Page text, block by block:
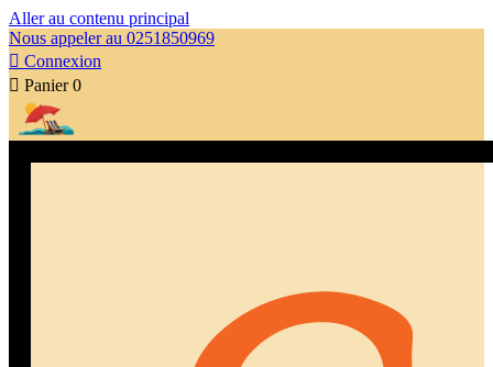
Aller au contenu principal
Nous appeler au 0251850969
 Connexion
 Panier 0